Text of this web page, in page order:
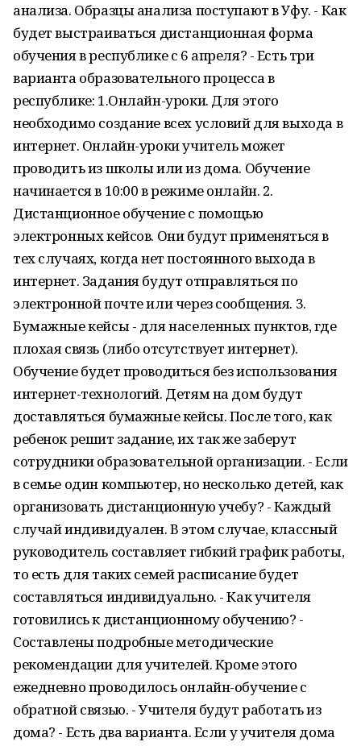
анализа. Образцы анализа поступают в Уфу. - Как
будет выстраиваться дистанционная форма
обучения в республике с 6 апреля? - Есть три
варианта образовательного процесса в
республике: 1.Онлайн-уроки. Для этого
необходимо создание всех условий для выхода в
интернет. Онлайн-уроки учитель может
проводить из школы или из дома. Обучение
начинается в 10:00 в режиме онлайн. 2.
Дистанционное обучение с помощью
электронных кейсов. Они будут применяться в
тех случаях, когда нет постоянного выхода в
интернет. Задания будут отправляться по
электронной почте или через сообщения. 3.
Бумажные кейсы - для населенных пунктов, где
плохая связь (либо отсутствует интернет).
Обучение будет проводиться без использования
интернет-технологий. Детям на дом будут
доставляться бумажные кейсы. После того, как
ребенок решит задание, их так же заберут
сотрудники образовательной организации. - Если
в семье один компьютер, но несколько детей, как
организовать дистанционную учебу? - Каждый
случай индивидуален. В этом случае, классный
руководитель составляет гибкий график работы,
то есть для таких семей расписание будет
составляться индивидуально. - Как учителя
готовились к дистанционному обучению? -
Составлены подробные методические
рекомендации для учителей. Кроме этого
ежедневно проводилось онлайн-обучение с
обратной связью. - Учителя будут работать из
дома? - Есть два варианта. Если у учителя дома